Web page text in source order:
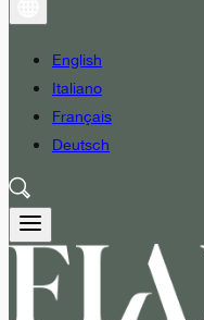
English
Italiano
Français
Deutsch